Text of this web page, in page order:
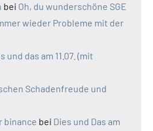
bei Oh, du wunderschöne SGE
wieder Probleme mit der
und das am 11.07. (mit
Schadenfreude und
binance bei Dies und Das am